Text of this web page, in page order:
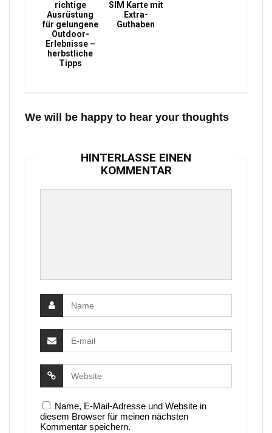
richtige
Ausrüstung
für gelungene
Outdoor-
Erlebnisse –
herbstliche
Tipps
SIM Karte mit
Extra-
Guthaben
We will be happy to hear your thoughts
HINTERLASSE EINEN
KOMMENTAR
Name, E-Mail-Adresse und Website in
diesem Browser für meinen nächsten
Kommentar speichern.